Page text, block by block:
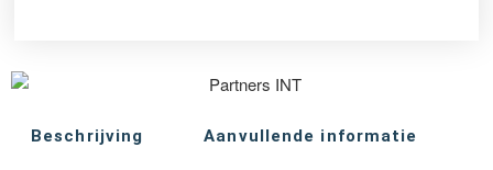
Beschrijving Aanvullende informatie